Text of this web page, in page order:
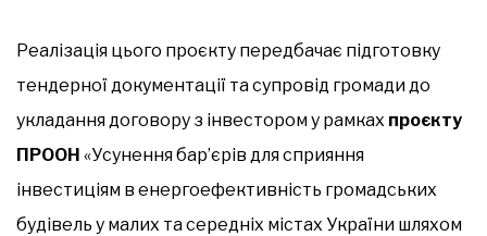
Реалізація цього проєкту передбачає підготовку
тендерної документації та супровід громади до
укладання договору з інвестором у рамках проєкту
ПРООН «Усунення бар’єрів для сприяння
інвестиціям в енергоефективність громадських
будівель у малих та середніх містах України шляхом